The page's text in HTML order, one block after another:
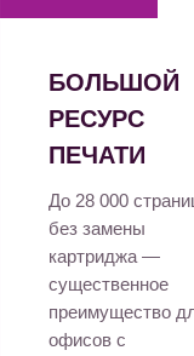
БОЛЬШОЙ
РЕСУРС
ПЕЧАТИ
До 28 000
без замены
картриджа —
существенное
преимущество
офисов с